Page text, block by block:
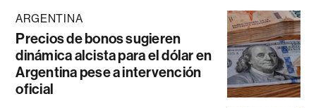
ARGENTINA
Precios de bonos sugieren
dinámica alcista para el dólar en
Argentina pese a intervención
oficial